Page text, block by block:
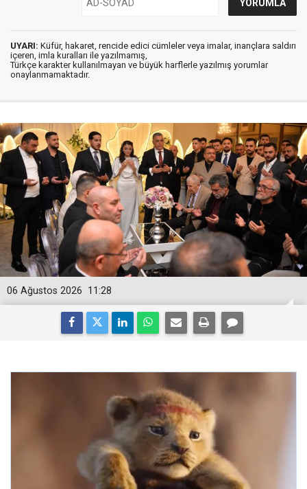
UYARI: Küfür, hakaret, rencide edici cümleler veya imalar, inançlara saldırı
içeren, imla kuralları ile yazılmamış,
Türkçe karakter kullanılmayan ve büyük harflerle yazılmış yorumlar
onaylanmamaktadır.
11:28
06 Ağustos 2026